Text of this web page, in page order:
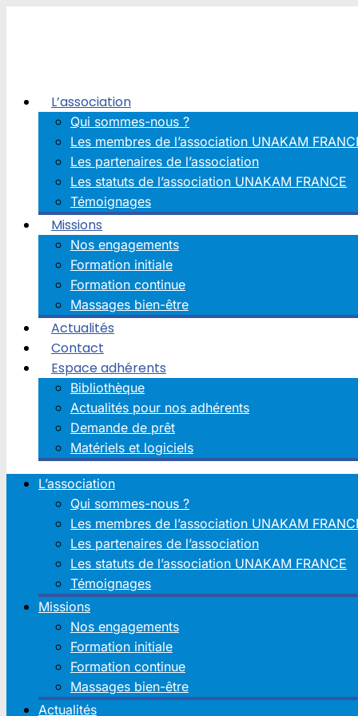
L’association
Qui sommes-nous ?
Les membres de l’association UNAKAM
Les partenaires de l’association
Les statuts de l’association UNAKAM FRANCE
Témoignages
Missions
Nos engagements
Formation initiale
Formation continue
Massages bien-être
Actualités
Contact
Espace adhérents
Bibliothèque
Actualités pour nos adhérents
Demande de prêt
Matériels et logiciels
L’association
Qui sommes-nous ?
Les membres de l’association UNAKAM
Les partenaires de l’association
Les statuts de l’association UNAKAM FRANCE
Témoignages
Missions
Nos engagements
Formation initiale
Formation continue
Massages bien-être
Actualités